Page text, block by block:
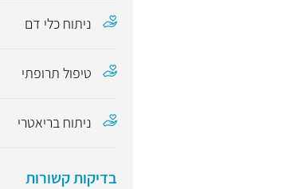
ניתוח כלי דם
טיפול תרופתי
ניתוח בריאטרי
בדיקות קשורות